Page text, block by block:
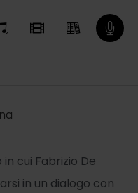
cui Fabrizio De
in un dialogo con